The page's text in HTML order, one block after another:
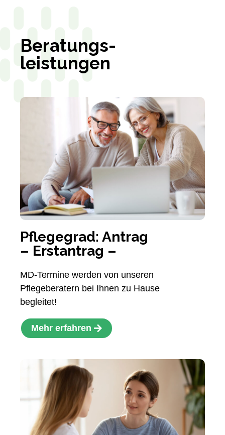
Beratungs-
leistungen
Pflegegrad: Antrag
– Erstantrag –
MD-Termine werden von unseren
Pflegeberatern bei Ihnen zu Hause
begleitet!
Mehr erfahren